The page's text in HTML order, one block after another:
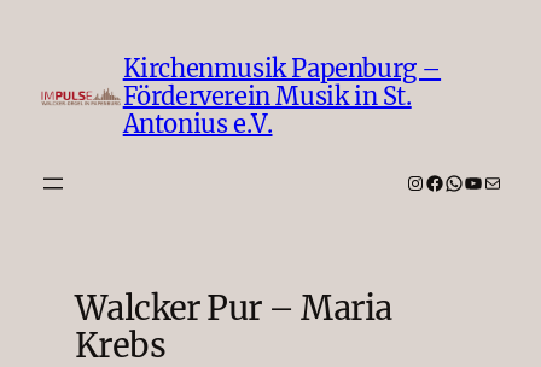
Kirchenmusik Papenburg –
Förderverein Musik in St.
Antonius e.V.
Instagram
Facebook
WhatsApp
E-Mail
Walcker Pur – Maria
Krebs